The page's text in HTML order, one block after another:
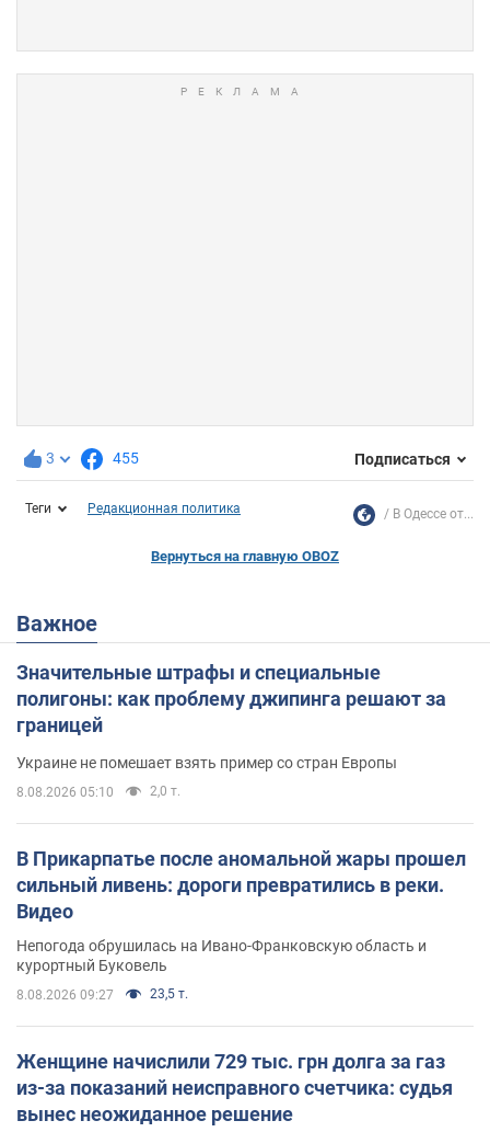
3 455 Подписаться
Теги Редакционная политика В Одессе от...
Вернуться на главную OBOZ
Важное
Значительные штрафы и специальные
полигоны: как проблему джипинга решают за
границей
Украине не помешает взять пример со стран Европы
8.08.2026 05:10 2,0 т.
В Прикарпатье после аномальной жары прошел
сильный ливень: дороги превратились в реки.
Видео
Непогода обрушилась на Ивано-Франковскую область и
курортный Буковель
8.08.2026 09:27 23,5 т.
Женщине начислили 729 тыс. грн долга за газ
из-за показаний неисправного счетчика: судья
вынес неожиданное решение